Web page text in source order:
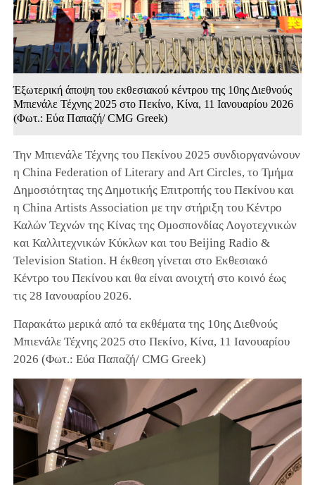
Έξωτερική άποψη του εκθεσιακού κέντρου της 10ης Διεθνούς
Μπιενάλε Τέχνης 2025 στο Πεκίνο, Κίνα, 11 Ιανουαρίου 2026
(Φωτ.: Εύα Παπαζή/ CMG Greek)
Την Μπιενάλε Τέχνης του Πεκίνου 2025 συνδιοργανώνουν
η China Federation of Literary and Art Circles, το Τμήμα
Δημοσιότητας της Δημοτικής Επιτροπής του Πεκίνου και
η China Artists Association με την στήριξη του Κέντρο
Καλών Τεχνών της Κίνας της Ομοσπονδίας Λογοτεχνικών
και Καλλιτεχνικών Κύκλων και του Beijing Radio &
Television Station. Η έκθεση γίνεται στο Εκθεσιακό
Κέντρο του Πεκίνου και θα είναι ανοιχτή στο κοινό έως
τις 28 Ιανουαρίου 2026.
Παρακάτω μερικά από τα εκθέματα της 10ης Διεθνούς
Μπιενάλε Τέχνης 2025 στο Πεκίνο, Κίνα, 11 Ιανουαρίου
2026 (Φωτ.: Εύα Παπαζή/ CMG Greek)